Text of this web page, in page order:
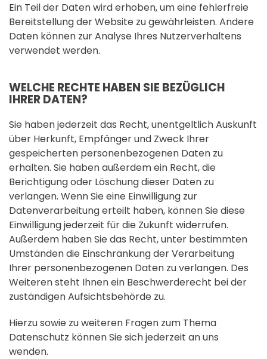
Ein Teil der Daten wird erhoben, um eine fehlerfreie
Bereitstellung der Website zu gewährleisten. Andere
Daten können zur Analyse Ihres Nutzerverhaltens
verwendet werden.
WELCHE RECHTE HABEN SIE BEZÜGLICH
IHRER DATEN?
Sie haben jederzeit das Recht, unentgeltlich Auskunft
über Herkunft, Empfänger und Zweck Ihrer
gespeicherten personenbezogenen Daten zu
erhalten. Sie haben außerdem ein Recht, die
Berichtigung oder Löschung dieser Daten zu
verlangen. Wenn Sie eine Einwilligung zur
Datenverarbeitung erteilt haben, können Sie diese
Einwilligung jederzeit für die Zukunft widerrufen.
Außerdem haben Sie das Recht, unter bestimmten
Umständen die Einschränkung der Verarbeitung
Ihrer personenbezogenen Daten zu verlangen. Des
Weiteren steht Ihnen ein Beschwerderecht bei der
zuständigen Aufsichtsbehörde zu.
Hierzu sowie zu weiteren Fragen zum Thema
Datenschutz können Sie sich jederzeit an uns
wenden.